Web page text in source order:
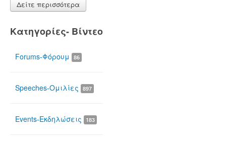
Δείτε περισσότερα
Κατηγορίες- Βίντεο
Forums-Φόρουμ 86
Speeches-Ομιλίες 897
Events-Εκδηλώσεις 183